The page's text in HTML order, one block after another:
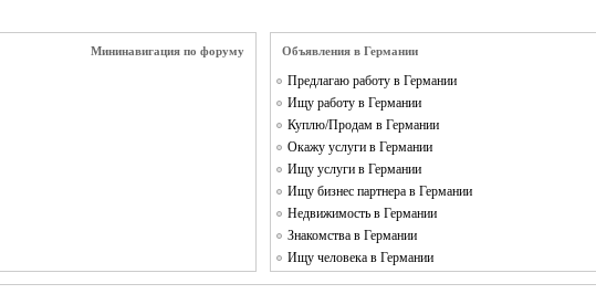
Мининавигация по форуму Объявления в Германии
Предлагаю работу в Германии
Ищу работу в Германии
Куплю/Продам в Германии
Окажу услуги в Германии
Ищу услуги в Германии
Ищу бизнес партнера в Германии
Недвижимость в Германии
Знакомства в Германии
Ищу человека в Германии